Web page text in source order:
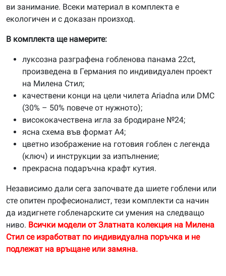
ви занимание. Всеки материал в комплекта е
екологичен и с доказан произход.
В комплекта ще намерите:
луксозна разграфена гобленова панама 22ct,
произведена в Германия по индивидуален проект
на Милена Стил;
качествени конци на цели чилета Ariadna или DMC
(30% – 50% повече от нужното);
висококачествена игла за бродиране №24;
ясна схема във формат А4;
цветно изображение на готовия гоблен с легенда
(ключ) и инструкции за изпълнение;
прекрасна подаръчна крафт кутия.
Независимо дали сега започвате да шиете гоблени или
сте опитен професионалист, тези комплекти са начин
да издигнете гобленарските си умения на следващо
ниво. Всички модели от Златната колекция на Милена
Стил се изработват по индивидуална поръчка и не
подлежат на връщане или замяна.